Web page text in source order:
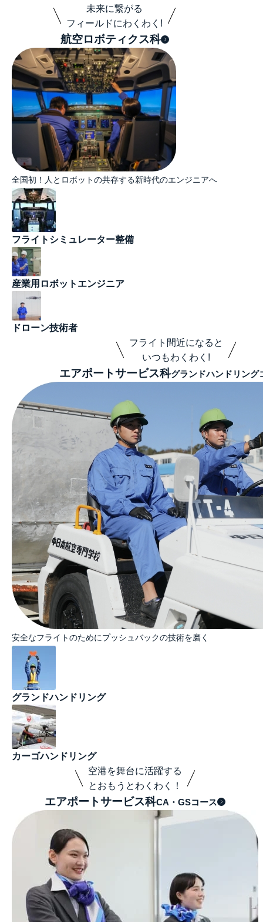
未来に繋がる
フィールドにわくわく!
航空ロボティクス科
全国初！人とロボットの共存する新時代のエンジニアへ
フライトシミュレーター整備
産業用ロボットエンジニア
ドローン技術者
フライト間近になると
いつもわくわく!
エアポートサービス科グランドハンドリング
安全なフライトのためにプッシュバックの技術を磨く
グランドハンドリング
カーゴハンドリング
空港を舞台に活躍する
とおもうとわくわく！
エアポートサービス科CA・GSコース